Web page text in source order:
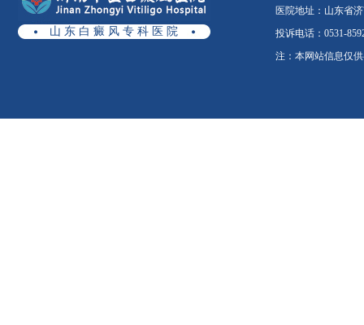
山 东 白 癜 风 专 科 医 院
医院地址：山东省
投诉电话：0531-
注：本网站信息仅